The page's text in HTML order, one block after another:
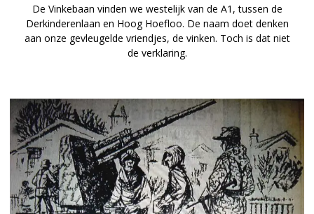
De Vinkebaan vinden we westelijk van de A1, tussen de
Derkinderenlaan en Hoog Hoefloo. De naam doet denken
aan onze gevleugelde vriendjes, de vinken. Toch is dat niet
de verklaring.